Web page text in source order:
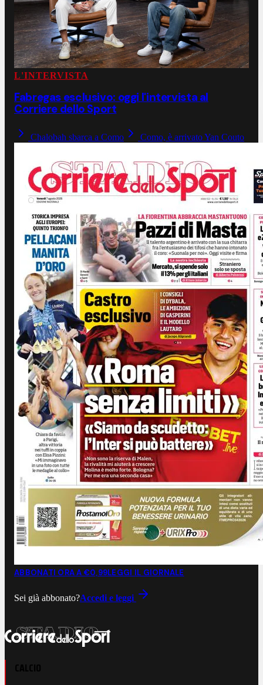
L'INTERVISTA
Fabregas esclusivo: oggi l'intervista al
Corriere dello Sport
Chalobah sbarca a Como Como, è arrivato Yan Couto
ABBONATI ORA A €0,99LEGGI IL GIORNALE
Sei già abbonato?Accedi e leggi